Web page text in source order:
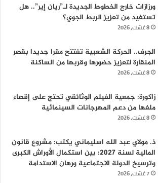
ورزازات خارج الخطوط الجديدة لـ”ريان إير”.. هل
تستفيد من تعزيز الربط الجوي؟
8 غشت، 2026
الجرف.. الحركة الشعبية تفتتح مقرا جديدا بقصر
المنقارة لتعزيز حضورها وقربها من الساكنة
8 غشت، 2026
زاكورة: جمعية الفيلم الوثائقي تحتج على إقصاء
ملفها من دعم المهرجانات السينمائية
8 غشت، 2026
ذ. مولاي عبد الله اسليماني يكتب: مشروع قانون
المالية لسنة 2027: بين استكمال الأوراش الكبرى
وترسيخ الدولة الاجتماعية ورهان الاستدامة
7 غشت، 2026